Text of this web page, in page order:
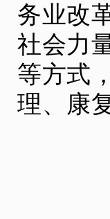
务业改
社会力
等方式
理、康